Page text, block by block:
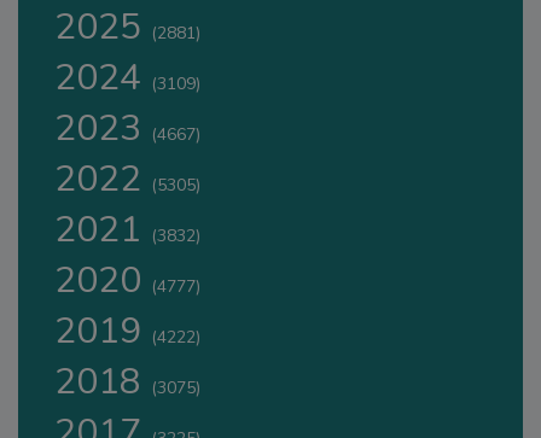
2025 (2881)
2024 (3109)
2023 (4667)
2022 (5305)
2021 (3832)
2020 (4777)
2019 (4222)
2018 (3075)